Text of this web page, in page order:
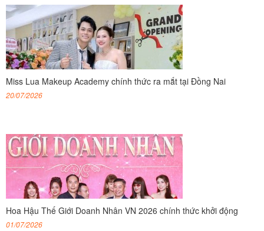
Miss Lua Makeup Academy chính thức ra mắt tại Đồng Nai
20/07/2026
Hoa Hậu Thế Giới Doanh Nhân VN 2026 chính thức khởi động
01/07/2026